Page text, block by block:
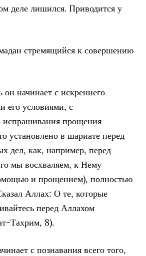
деле лишился. Приводится у
стремящийся к совершению
начинает с искреннего
его условиями, с
испрашивания прощения
установлено в шариате перед
дел, как, например, перед
мы восхваляем, к Нему
и прощением), полностью
Аллах: О те, которые
перед Аллахом
Тахрим, 8).
с познавания всего того,